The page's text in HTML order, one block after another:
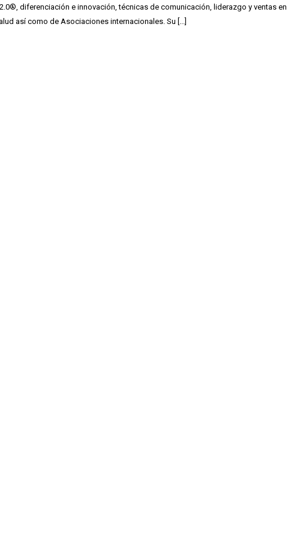
diferenciación e innovación, técnicas de comunicación, liderazgo y ventas en
así como de Asociaciones internacionales. Su [...]